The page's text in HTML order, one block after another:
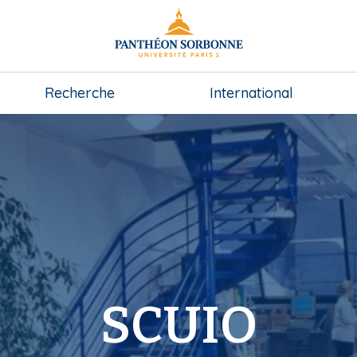
Recherche International
SCUIO